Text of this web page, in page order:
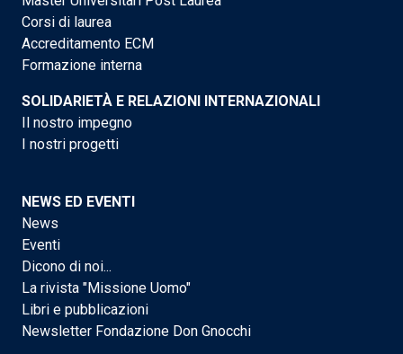
Corsi di laurea
Accreditamento ECM
Formazione interna
SOLIDARIETÀ E RELAZIONI INTERNAZIONALI
Il nostro impegno
I nostri progetti
NEWS ED EVENTI
News
Eventi
Dicono di noi...
La rivista "Missione Uomo"
Libri e pubblicazioni
Newsletter Fondazione Don Gnocchi